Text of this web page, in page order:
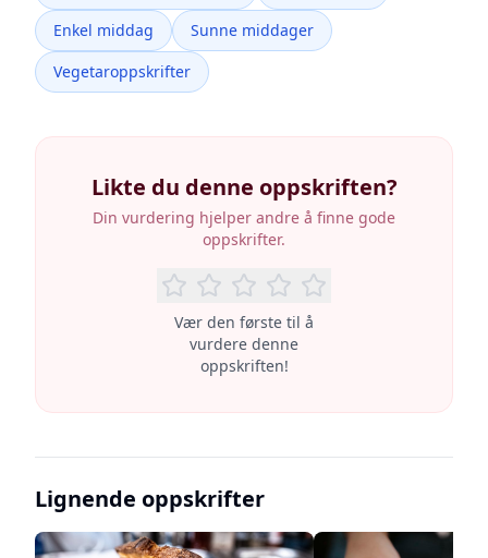
Enkel middag
Sunne middager
Vegetaroppskrifter
Likte du denne oppskriften?
Din vurdering hjelper andre å finne gode
oppskrifter.
Vær den første til å
vurdere denne
oppskriften!
Lignende oppskrifter